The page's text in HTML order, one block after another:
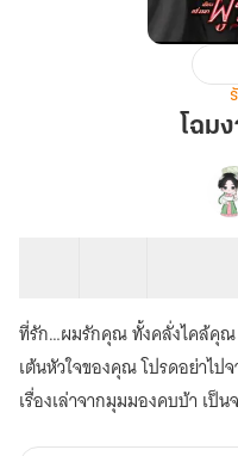
โฉมงาม
วิปลาสโฉม
ที่รัก…ผมรักคุณ ทั้งคลั่งไคล้คุ
เต้นหัวใจของคุณ โปรดอย่าไ
เรื่องเล่าจากมุมมองคบบ้า เป็